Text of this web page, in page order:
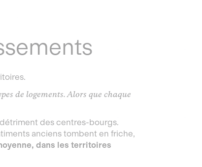
de logements. Alors que chaque
des centres-bourgs.
anciens tombent en friche,
dans les territoires